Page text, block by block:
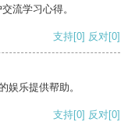
流学习心得。
支持[0] 反对[0]
娱乐提供帮助。
支持[0] 反对[0]